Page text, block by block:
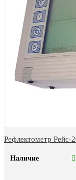
Рефлектометр Рейс-
Наличие